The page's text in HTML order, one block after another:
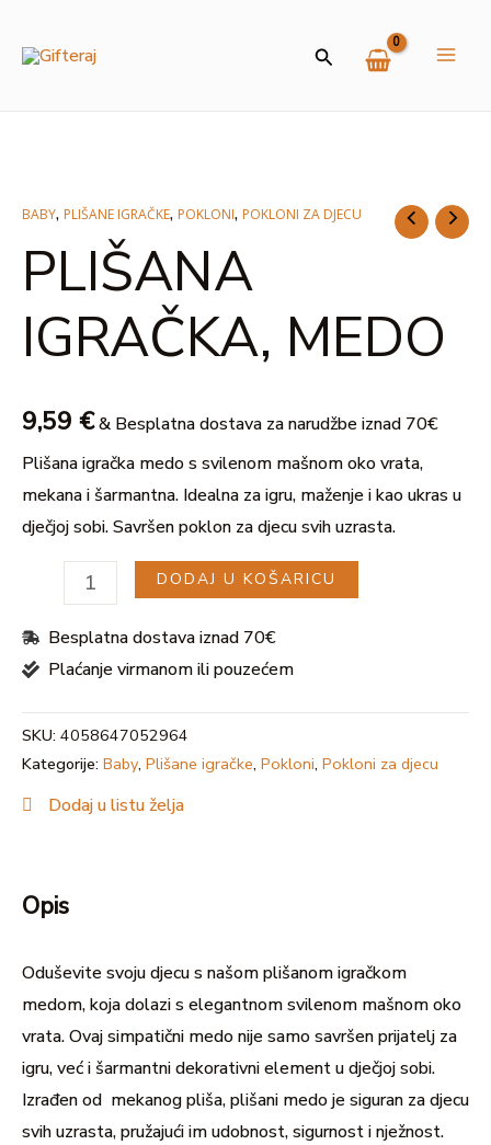
Search
BABY, PLIŠANE IGRAČKE, POKLONI, POKLONI ZA DJECU
PLIŠANA
IGRAČKA, MEDO
9,59 €& Besplatna dostava za narudžbe iznad 70€
Plišana igračka medo s svilenom mašnom oko vrata,
mekana i šarmantna. Idealna za igru, maženje i kao ukras u
dječjoj sobi. Savršen poklon za djecu svih uzrasta.
PLIŠANA
IGRAČKA,
MEDO
količina
DODAJ U KOŠARICU
Besplatna dostava iznad 70€
Plaćanje virmanom ili pouzećem
SKU: 4058647052964
Kategorije: Baby, Plišane igračke, Pokloni, Pokloni za djecu
Dodaj u listu želja
Opis
Oduševite svoju djecu s našom plišanom igračkom
medom, koja dolazi s elegantnom svilenom mašnom oko
vrata. Ovaj simpatični medo nije samo savršen prijatelj za
igru, već i šarmantni dekorativni element u dječjoj sobi.
Izrađen od mekanog pliša, plišani medo je siguran za djecu
svih uzrasta, pružajući im udobnost, sigurnost i nježnost.